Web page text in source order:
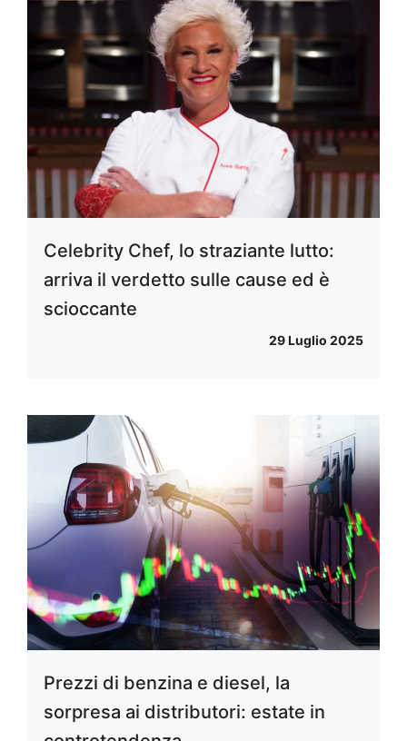
Celebrity Chef, lo straziante lutto:
arriva il verdetto sulle cause ed è
scioccante
29 Luglio 2025
Prezzi di benzina e diesel, la
sorpresa ai distributori: estate in